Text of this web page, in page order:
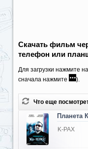
Скачать фильм
телефон или
Для загрузки нажмите
сначала нажмите
).
Что еще
Планета
K-PAX